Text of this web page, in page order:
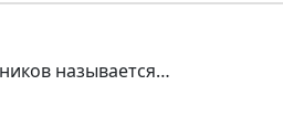
называется…